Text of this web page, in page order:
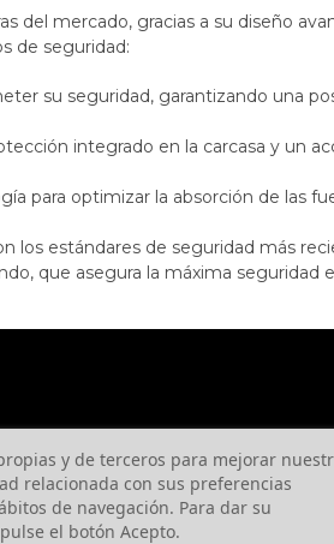
del mercado, gracias a su diseño
de seguridad:
su seguridad, garantizando una
integrado en la carcasa y un
para optimizar la absorción de las
los estándares de seguridad más
que asegura la máxima
y de terceros para mejorar
relacionada con sus preferencias
de navegación. Para dar su
el botón Acepto.